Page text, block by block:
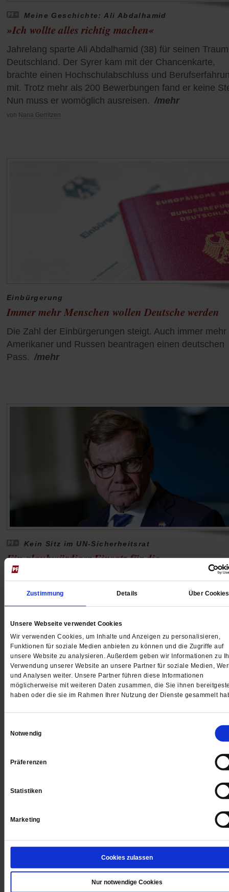
Zustimmung Details Über Cookies
Unsere Webseite verwendet Cookies
Wir verwenden Cookies, um Inhalte und Anzeigen zu personalisieren,
Funktionen für soziale Medien anbieten zu können und die Zugriffe auf
unsere Website zu analysieren. Außerdem geben wir Informationen zu
Verwendung unserer Website an unsere Partner für soziale Medien,
und Analysen weiter. Unsere Partner führen diese Informationen
möglicherweise mit weiteren Daten zusammen, die Sie ihnen
haben oder die sie im Rahmen Ihrer Nutzung der Dienste gesammelt
Notwendig
Präferenzen
Statistiken
Marketing
Cookies zulassen
Nur notwendige Cookies
Meine Geschichte: Ali Abdalhamid
»Ich wollte alles richtig machen«
Jahrelang sparte Ali Abdalhamid (38) für seinen
Deutschland. Der Syrer kam mit der Chancenkarte,
brachte einen Hochschulabschluss und
mit. Trotz mehr als 200 Bewerbungen fand er keine
Nun muss er womöglich ausreisen. /mehr
von Nana Gerritzen
Einbürgerung
Immer mehr Menschen wollen Deutsche werden
Die Zahl der Einbürgerungen steigt. Auch immer mehr
Amerikaner und Russen beantragen einen deutschen
Pass. /mehr
Kein Sitz im UN-Sicherheitsrat
Ein glaubwürdiger Einsatz für die
Völkergemeinschaft sieht anders aus
Bei der Wahl für einen Sitz im UN-Sicherheitsrat
Deutschland den Bewerbern Österreich und Portugal.
der Wahlschlappe liegen woanders. Ein Kommentar.
/mehr
vonCornelia Füllkrug-Weitzel
Meron Mendel
Der Leiter der Bildungsstätte Anne Frank sieht die
Ausdehnung der Holocaust-Gedenkstätte Yad Vashem
nach Deutschland kritisch. /mehr